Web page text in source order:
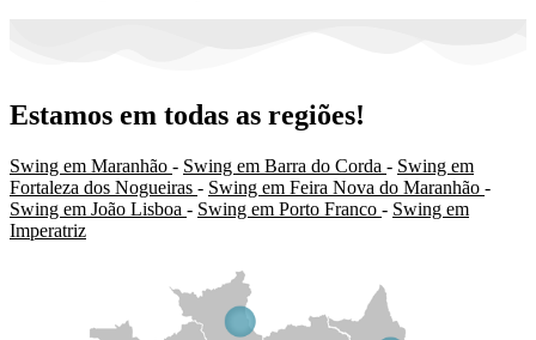
Estamos em todas as regiões!
Swing em Maranhão - Swing em Barra do Corda - Swing em
Fortaleza dos Nogueiras - Swing em Feira Nova do Maranhão -
Swing em João Lisboa - Swing em Porto Franco - Swing em
Imperatriz